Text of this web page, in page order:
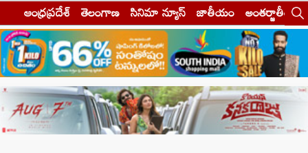
ఆంధ్రప్రదేశ్ తెలంగాణ సినిమా న్యూస్ జాతీయం అంతర్జాతీయం